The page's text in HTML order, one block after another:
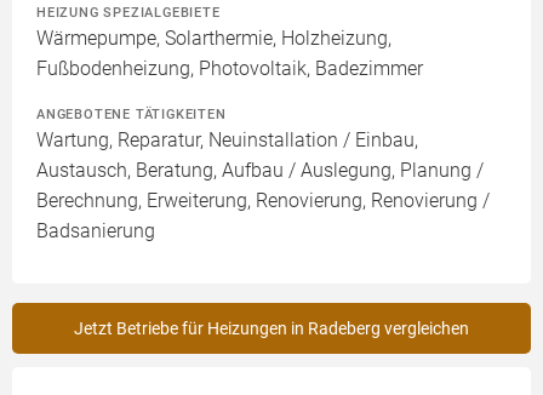
HEIZUNG SPEZIALGEBIETE
Wärmepumpe, Solarthermie, Holzheizung,
Fußbodenheizung, Photovoltaik, Badezimmer
ANGEBOTENE TÄTIGKEITEN
Wartung, Reparatur, Neuinstallation / Einbau,
Austausch, Beratung, Aufbau / Auslegung, Planung /
Berechnung, Erweiterung, Renovierung, Renovierung /
Badsanierung
Jetzt Betriebe für Heizungen in Radeberg vergleichen